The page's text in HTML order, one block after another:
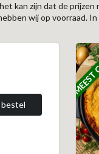
kan zijn dat de prijzen
wij op voorraad.
bestel